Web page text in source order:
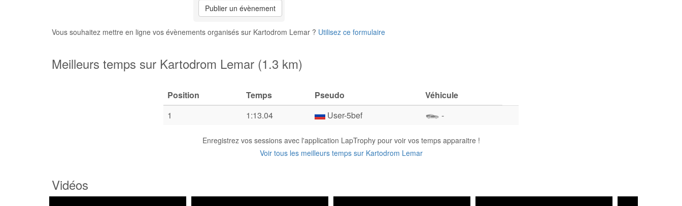
Publier un évènement
Vous souhaitez mettre en ligne vos évènements organisés sur Kartodrom Lemar ? Utilisez ce formulaire
Meilleurs temps sur Kartodrom Lemar (1.3 km)
Position Temps Pseudo
Véhicule
1
1:13.04 User-5bef -
Enregistrez vos sessions avec l'application LapTrophy pour voir vos temps apparaitre !
Voir tous les meilleurs temps sur Kartodrom Lemar
Vidéos